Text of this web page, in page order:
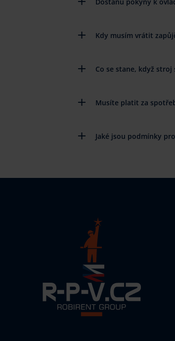
Dostanu pokyny k
Kdy musím vrátit
Co se stane, když stroj
Musíte platit za
Jaké jsou podmínky